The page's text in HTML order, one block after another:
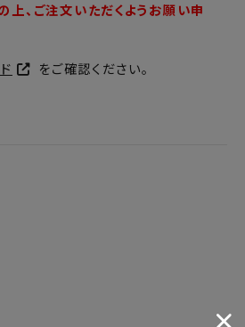
上、ご注文いただくようお願い申
をご確認ください。